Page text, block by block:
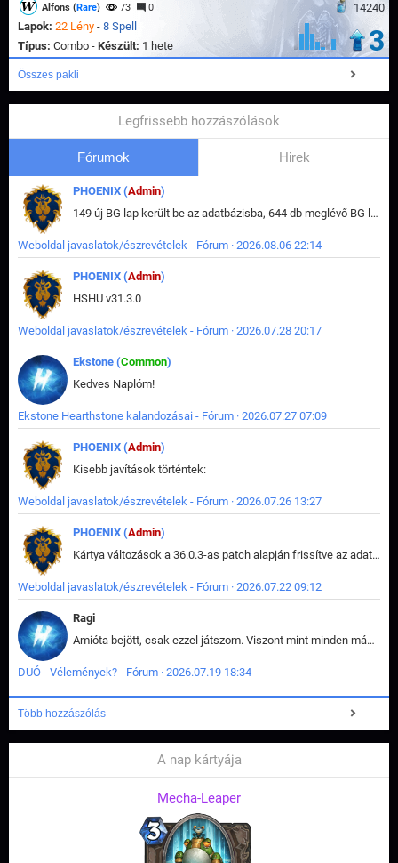
14240
Alfons (Rare) 73 0
Lapok: 22 Lény - 8 Spell
Típus: Combo - Készült: 1 hete 3
Összes pakli
Legfrissebb hozzászólások
Fórumok Hirek
PHOENIX (Admin)
149 új BG lap került be az adatbázisba, 644 db meglévő BG lap módosult, bekerültek az új képek a megváltozott lapokhoz is.
Weboldal javaslatok/észrevételek - Fórum · 2026.08.06 22:14
PHOENIX (Admin)
HSHU v31.3.0
Weboldal javaslatok/észrevételek - Fórum · 2026.07.28 20:17
Ekstone (Common)
Kedves Naplóm!
Ekstone Hearthstone kalandozásai - Fórum · 2026.07.27 07:09
PHOENIX (Admin)
Kisebb javítások történtek:
Weboldal javaslatok/észrevételek - Fórum · 2026.07.26 13:27
PHOENIX (Admin)
Kártya változások a 36.0.3-as patch alapján frissítve az adatbázisban (képek is cserélve).
Weboldal javaslatok/észrevételek - Fórum · 2026.07.22 09:12
Ragi
Amióta bejött, csak ezzel játszom. Viszont mint minden más - akár az alapjáték is, ez is baromira összetett lett. Néha már pár kör után is esélytelen az egész. Vagy irreállisan túltápol valaki, vagy lelép a partner, vagy csak hülye mint a segg. És amikor eljönne az én időm, na akkor jön el mindenki másé is. Engem jobban érdekelne, hogy ki milyen ratingen szokott játszani. Na ez lenne egy érdekes adat.
DUÓ - Vélemények? - Fórum · 2026.07.19 18:34
Több hozzászólás
A nap kártyája
Mecha-Leaper